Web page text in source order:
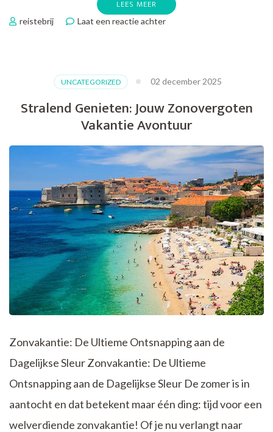
LEES MEER
reistebrij Laat een reactie achterop
Vakantie
Mei
–
de
Perfecte
Bestemmingen
UNCATEGORIZED 02 december 2025
Stralend Genieten: Jouw Zonovergoten
Vakantie Avontuur
Zonvakantie: De Ultieme Ontsnapping aan de
Dagelijkse Sleur Zonvakantie: De Ultieme
Ontsnapping aan de Dagelijkse Sleur De zomer is in
aantocht en dat betekent maar één ding: tijd voor een
welverdiende zonvakantie! Of je nu verlangt naar